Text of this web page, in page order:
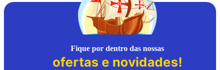
Fique por dentro das nossas
ofertas e novidades!